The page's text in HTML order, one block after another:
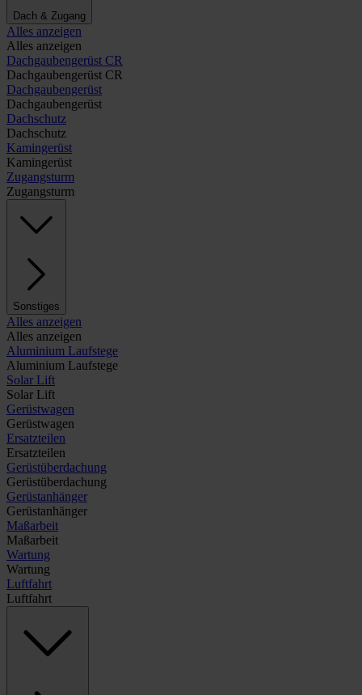
Dach & Zugang
Alles anzeigen
Alles anzeigen
Dachgaubengerüst CR
Dachgaubengerüst CR
Dachgaubengerüst
Dachgaubengerüst
Dachschutz
Dachschutz
Kamingerüst
Kamingerüst
Zugangsturm
Zugangsturm
Sonstiges
Alles anzeigen
Alles anzeigen
Aluminium Laufstege
Aluminium Laufstege
Solar Lift
Solar Lift
Gerüstwagen
Gerüstwagen
Ersatzteilen
Ersatzteilen
Gerüstüberdachung
Gerüstüberdachung
Gerüstanhänger
Gerüstanhänger
Maßarbeit
Maßarbeit
Wartung
Wartung
Luftfahrt
Luftfahrt